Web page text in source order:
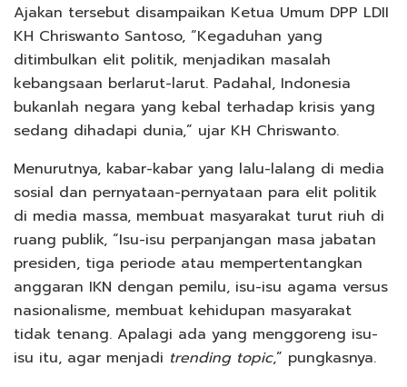
Ajakan tersebut disampaikan Ketua Umum DPP LDII
KH Chriswanto Santoso, “Kegaduhan yang
ditimbulkan elit politik, menjadikan masalah
kebangsaan berlarut-larut. Padahal, Indonesia
bukanlah negara yang kebal terhadap krisis yang
sedang dihadapi dunia,” ujar KH Chriswanto.
Menurutnya, kabar-kabar yang lalu-lalang di media
sosial dan pernyataan-pernyataan para elit politik
di media massa, membuat masyarakat turut riuh di
ruang publik, “Isu-isu perpanjangan masa jabatan
presiden, tiga periode atau mempertentangkan
anggaran IKN dengan pemilu, isu-isu agama versus
nasionalisme, membuat kehidupan masyarakat
tidak tenang. Apalagi ada yang menggoreng isu-
isu itu, agar menjadi trending topic,” pungkasnya.